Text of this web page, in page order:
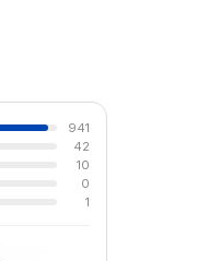
941
42
10
0
1